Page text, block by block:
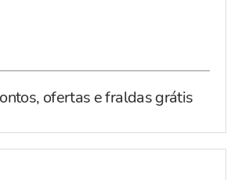
ofertas e fraldas grátis